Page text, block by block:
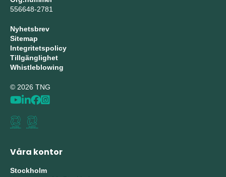
556648-2781
Nyhetsbrev
Sitemap
Integritetspolicy
Tillgänglighet
Whistleblowing
© 2026 TNG
Våra kontor
Stockholm